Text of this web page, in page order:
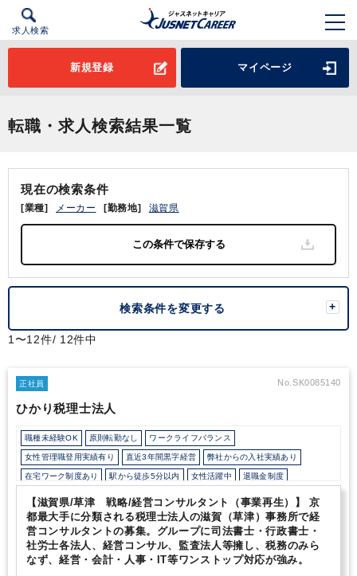
求人検索
新規登録 マイページ
転職・求人検索結果一覧
正社員 No.SK0085140
ひかり税理士法人
職種未経験OK 原則転勤なし ワークライフバランス
女性管理職登用実績有り 直近3年間黒字経営 弊社からの入社実績あり
在宅ワーク制度あり 駅から徒歩5分以内 女性活躍中 退職金制度
土日祝休み 完全週休2日制
【滋賀県/草津 戦略/経営コンサルタント（事業再生）】 京
都最大手に分類される税理士法人の滋賀（草津）事務所で経
営コンサルタントの募集。グループに司法書士・行政書士・
社労士各法人、経営コンサル、監査法人等擁し、税務のみら
なず、経営・会計・人事・IT等ワンストップ対応が強み。
現在の検索条件
[業種] メーカー [勤務地] 滋賀県
検索条件を変更する
1〜12件/ 12件中